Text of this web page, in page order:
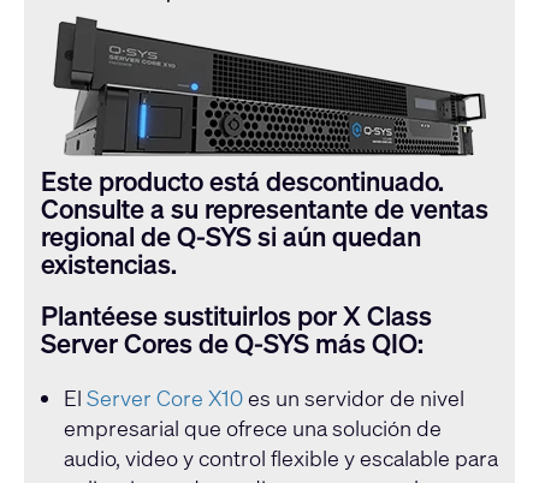
Este producto está descontinuado.
Consulte a su representante de ventas
regional de Q-SYS si aún quedan
existencias.
Plantéese sustituirlos por X Class
Server Cores de Q-SYS más QIO:
El Server Core X10es un servidor de nivel
empresarial que ofrece una solución de
audio, video y control flexible y escalable para